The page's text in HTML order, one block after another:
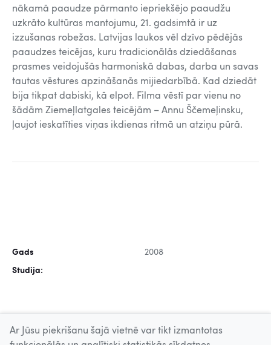
nākamā paaudze pārmanto iepriekšējo paaudžu
uzkrāto kultūras mantojumu, 21. gadsimtā ir uz
izzušanas robežas. Latvijas laukos vēl dzīvo pēdējās
paaudzes teicējas, kuru tradicionālās dziedāšanas
prasmes veidojušās harmoniskā dabas, darba un savas
tautas vēstures apzināšanās mijiedarbībā. Kad dziedāt
bija tikpat dabiski, kā elpot. Filma vēstī par vienu no
šādām Ziemeļlatgales teicējām – Annu Ščemeļinsku,
ļaujot ieskatīties viņas ikdienas ritmā un atziņu pūrā.
Gads 2008
Studija:
Ar Jūsu piekrišanu šajā vietnē var tikt izmantotas